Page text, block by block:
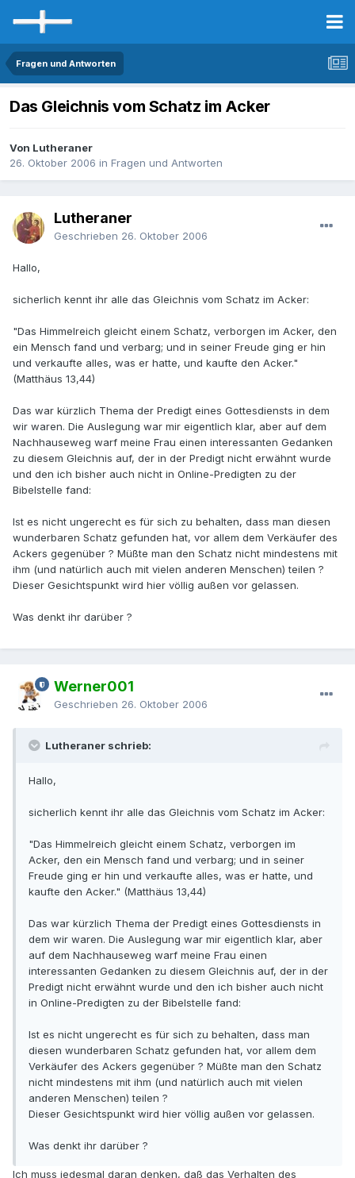
Fragen und Antworten
Das Gleichnis vom Schatz im Acker
Von Lutheraner
26. Oktober 2006 in Fragen und Antworten
Lutheraner
Geschrieben 26. Oktober 2006
Hallo,
sicherlich kennt ihr alle das Gleichnis vom Schatz im Acker:
"Das Himmelreich gleicht einem Schatz, verborgen im Acker, den
ein Mensch fand und verbarg; und in seiner Freude ging er hin
und verkaufte alles, was er hatte, und kaufte den Acker."
(Matthäus 13,44)
Das war kürzlich Thema der Predigt eines Gottesdiensts in dem
wir waren. Die Auslegung war mir eigentlich klar, aber auf dem
Nachhauseweg warf meine Frau einen interessanten Gedanken
zu diesem Gleichnis auf, der in der Predigt nicht erwähnt wurde
und den ich bisher auch nicht in Online-Predigten zu der
Bibelstelle fand:
Ist es nicht ungerecht es für sich zu behalten, dass man diesen
wunderbaren Schatz gefunden hat, vor allem dem Verkäufer des
Ackers gegenüber ? Müßte man den Schatz nicht mindestens mit
ihm (und natürlich auch mit vielen anderen Menschen) teilen ?
Dieser Gesichtspunkt wird hier völlig außen vor gelassen.
Was denkt ihr darüber ?
Werner001
Geschrieben 26. Oktober 2006
Lutheraner schrieb:
Hallo,
sicherlich kennt ihr alle das Gleichnis vom Schatz im Acker:
"Das Himmelreich gleicht einem Schatz, verborgen im
Acker, den ein Mensch fand und verbarg; und in seiner
Freude ging er hin und verkaufte alles, was er hatte, und
kaufte den Acker." (Matthäus 13,44)
Das war kürzlich Thema der Predigt eines Gottesdiensts in
dem wir waren. Die Auslegung war mir eigentlich klar, aber
auf dem Nachhauseweg warf meine Frau einen
interessanten Gedanken zu diesem Gleichnis auf, der in der
Predigt nicht erwähnt wurde und den ich bisher auch nicht
in Online-Predigten zu der Bibelstelle fand:
Ist es nicht ungerecht es für sich zu behalten, dass man
diesen wunderbaren Schatz gefunden hat, vor allem dem
Verkäufer des Ackers gegenüber ? Müßte man den Schatz
nicht mindestens mit ihm (und natürlich auch mit vielen
anderen Menschen) teilen ?
Dieser Gesichtspunkt wird hier völlig außen vor gelassen.
Was denkt ihr darüber ?
Ich muss jedesmal daran denken, daß das Verhalten des